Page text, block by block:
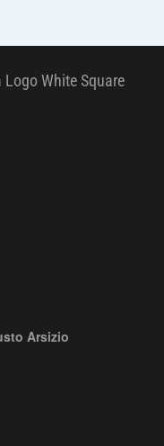
Arsizio